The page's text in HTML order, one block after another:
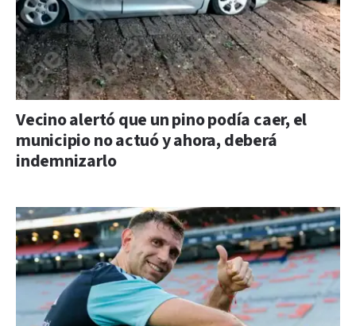
Vecino alertó que un pino podía caer, el
municipio no actuó y ahora, deberá
indemnizarlo